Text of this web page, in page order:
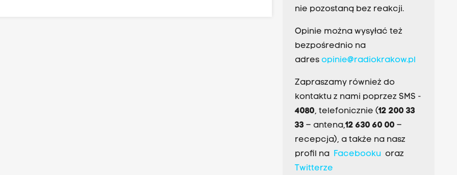
nie pozostaną bez reakcji.
Opinie można wysyłać też
bezpośrednio na
adres opinie@radiokrakow.pl
Zapraszamy również do
kontaktu z nami poprzez SMS -
4080, telefonicznie (12 200 33
33– antena,12 630 60 00 –
recepcja), a także na nasz
profil na Facebookuoraz
Twitterze